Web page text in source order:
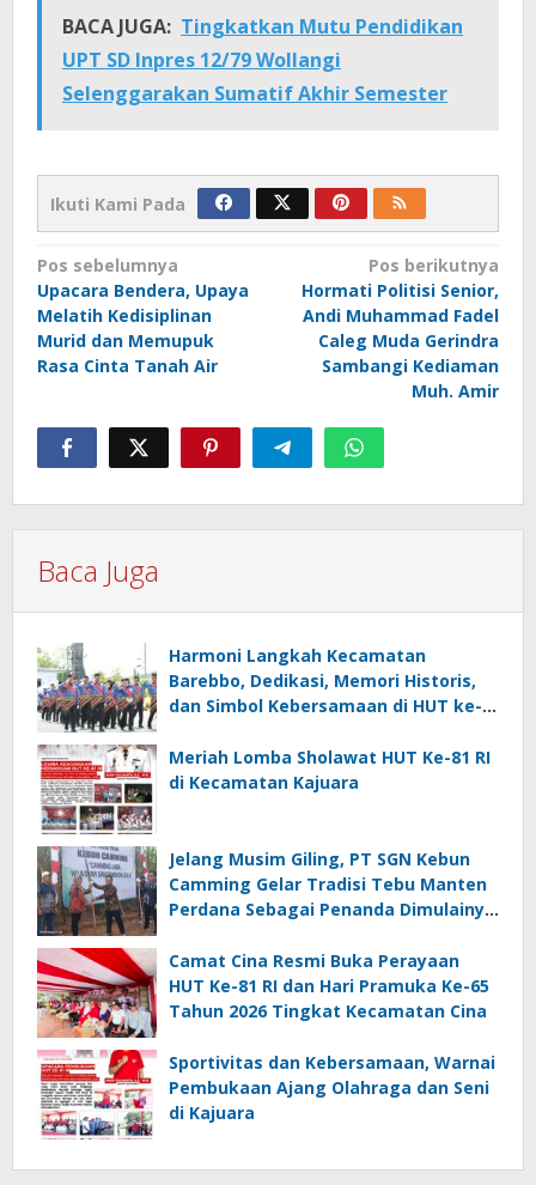
BACA JUGA: Tingkatkan Mutu Pendidikan
UPT SD Inpres 12/79 Wollangi
Selenggarakan Sumatif Akhir Semester
Ikuti Kami Pada
Navigasi
pos
Pos sebelumnya
Upacara Bendera, Upaya
Melatih Kedisiplinan
Murid dan Memupuk
Rasa Cinta Tanah Air
Pos berikutnya
Hormati Politisi Senior,
Andi Muhammad Fadel
Caleg Muda Gerindra
Sambangi Kediaman
Muh. Amir
Baca Juga
Harmoni Langkah Kecamatan
Barebbo, Dedikasi, Memori Historis,
dan Simbol Kebersamaan di HUT ke-
Meriah Lomba Sholawat HUT Ke-81 RI
di Kecamatan Kajuara
Jelang Musim Giling, PT SGN Kebun
Camming Gelar Tradisi Tebu Manten
Perdana Sebagai Penanda Dimulainya
Camat Cina Resmi Buka Perayaan
HUT Ke-81 RI dan Hari Pramuka Ke-65
Tahun 2026 Tingkat Kecamatan Cina
Sportivitas dan Kebersamaan, Warnai
Pembukaan Ajang Olahraga dan Seni
di Kajuara